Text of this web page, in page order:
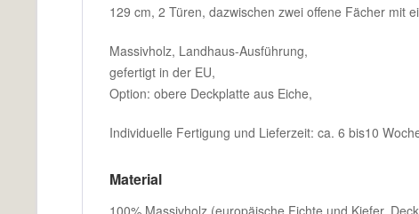
129 cm, 2 Türen, dazwischen zwei offene Fächer mit
Massivholz, Landhaus-Ausführung,
gefertigt in der EU,
Option: obere Deckplatte aus Eiche,
Individuelle Fertigung und Lieferzeit: ca. 6 bis10
Material
100% Massivholz (europäische Fichte und Kiefer,